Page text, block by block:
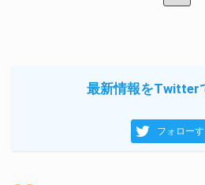
最新情報をTwitter
フォロー